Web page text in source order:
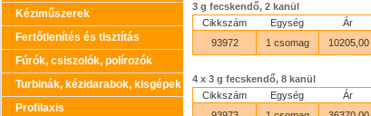
Kéziműszerek
Fertőtlenítés és tisztítás
Fúrók, csiszolók, polírozók
Turbinák, kézidarabok, kisgépek
Profilaxis
3 g fecskendő, 2 kanül
Cikkszám
Egység Ár
93972
1 csomag 10205,00
4 x 3 g fecskendő, 8 kanül
Cikkszám
Egység Ár